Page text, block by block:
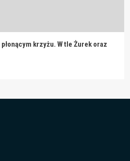
krzyżu. W tle Żurek oraz